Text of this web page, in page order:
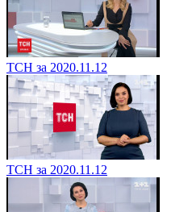
ТСН за 2020.11.12
ТСН за 2020.11.12